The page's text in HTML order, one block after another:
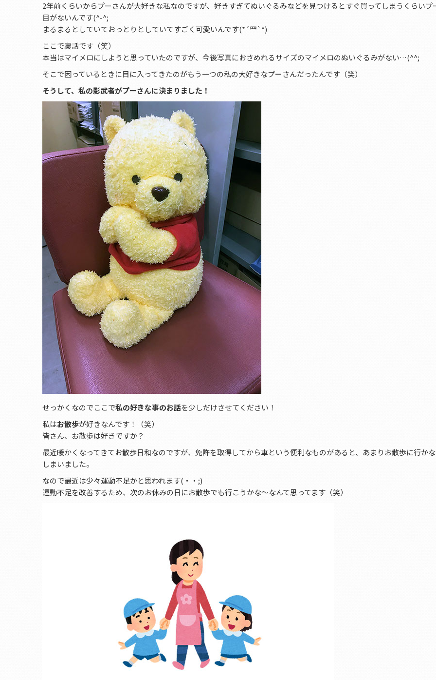
2年前くらいからプーさんが大好きな私なのですが、好きすぎてぬいぐるみなどを見つけるとすぐ買ってしまうくらいプ
目がないんです(^-^;
まるまるとしていておっとりとしていてすごく可愛いんです(*´罒`*)
ここで裏話です（笑）
本当はマイメロにしようと思っていたのですが、今後写真におさめれるサイズのマイメロのぬいぐるみがない…(^^;
そこで困っているときに目に入ってきたのがもう一つの私の大好きなプーさんだったんです（笑）
そうして、私の影武者がプーさんに決まりました！
せっかくなのでここで私の好きな事のお話を少しだけさせてください！
私はお散歩が好きなんです！（笑）
皆さん、お散歩は好きですか？
最近暖かくなってきてお散歩日和なのですが、免許を取得してから車という便利なものがあると、あまりお散歩に行か
しまいました。
なので最近は少々運動不足かと思われます(・・;)
運動不足を改善するため、次のお休みの日にお散歩でも行こうかな～なんて思ってます（笑）